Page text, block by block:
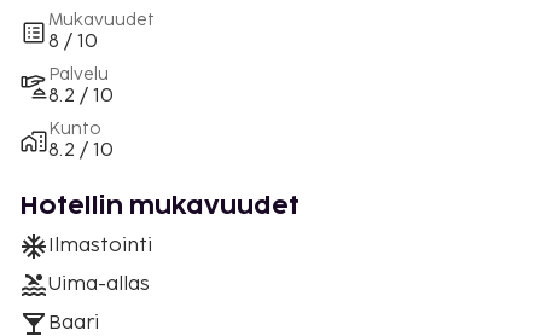
Mukavuudet
8 / 10
Palvelu
8.2 / 10
Kunto
8.2 / 10
Hotellin mukavuudet
Ilmastointi
Uima-allas
Baari